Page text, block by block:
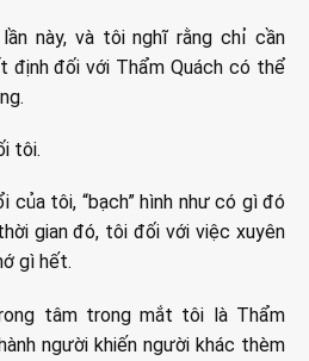
này, và tôi nghĩ rằng chỉ cần
định đối với Thẩm Quách có thể
tôi.
của tôi, “bạch” hình như có gì đó
gian đó, tôi đối với việc xuyên
gì hết.
tâm trong mắt tôi là Thẩm
người khiến người khác thèm